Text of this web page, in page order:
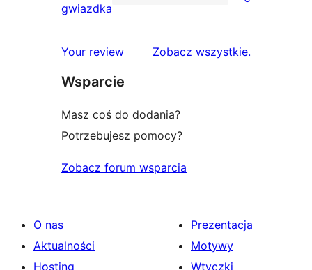
2-
0
1-
gwiazdka
Your review Zobacz wszystkierecenzje
.
Wsparcie
Masz coś do dodania?
Potrzebujesz pomocy?
Zobacz forum wsparcia
O nas
Aktualności
Hosting
Prezentacja
Motywy
Wtyczki